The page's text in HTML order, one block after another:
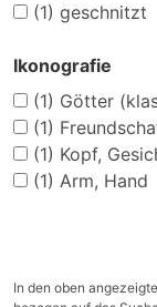
(1) geschnitzt
Ikonografie
(1) Götter
(1)
(1) Kopf,
(1) Arm, Hand
In den oben